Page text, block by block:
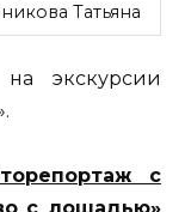
Татьяна
экскурсии
с